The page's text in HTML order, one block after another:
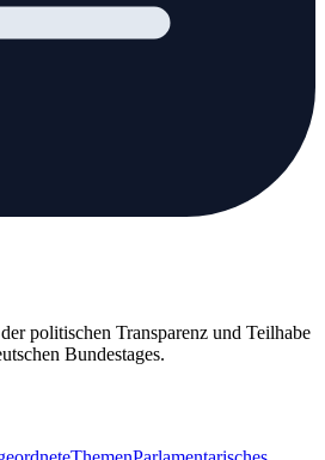
politischen Transparenz und Teilhabe
Bundestages.